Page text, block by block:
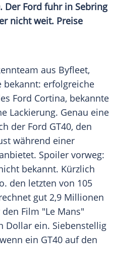
Der Ford fuhr in Sebring
nicht weit. Preise
aus Byfleet,
bekannt: erfolgreiche
Ford Cortina, bekannte
Lackierung. Genau eine
der Ford GT40, den
während einer
Spoiler vorweg:
bekannt. Kürzlich
den letzten von 105
gut 2,9 Millionen
Film "Le Mans"
Dollar ein. Siebenstellig
ein GT40 auf den